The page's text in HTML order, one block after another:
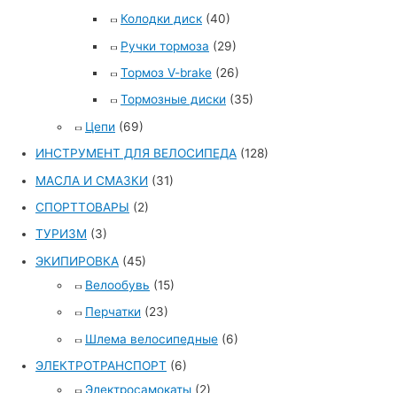
Колодки диск (40)
Ручки тормоза (29)
Тормоз V-brake (26)
Тормозные диски (35)
Цепи (69)
ИНСТРУМЕНТ ДЛЯ ВЕЛОСИПЕДА (128)
МАСЛА И СМАЗКИ (31)
СПОРТТОВАРЫ (2)
ТУРИЗМ (3)
ЭКИПИРОВКА (45)
Велообувь (15)
Перчатки (23)
Шлема велосипедные (6)
ЭЛЕКТРОТРАНСПОРТ (6)
Электросамокаты (2)